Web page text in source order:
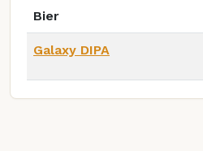
Bier
Galaxy DIPA